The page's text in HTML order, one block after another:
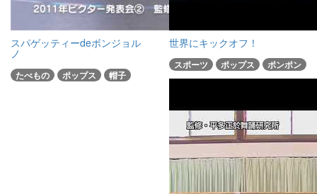
スパゲッティーdeボンジョル
ノ
たべもの ポップス 帽子
世界にキックオフ！
スポーツ ポップス ポンポン